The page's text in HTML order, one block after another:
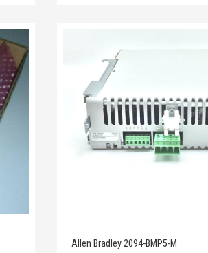
Allen Bradley 2094-BMP5-M